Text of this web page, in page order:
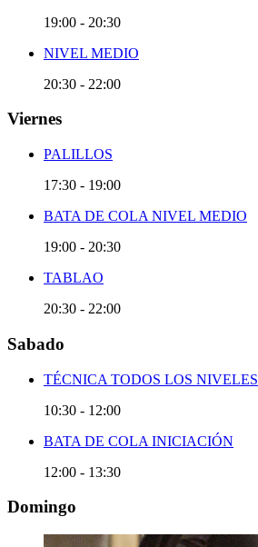
19:00 - 20:30
NIVEL MEDIO
20:30 - 22:00
Viernes
PALILLOS
17:30 - 19:00
BATA DE COLA NIVEL MEDIO
19:00 - 20:30
TABLAO
20:30 - 22:00
Sabado
TÉCNICA TODOS LOS NIVELES
10:30 - 12:00
BATA DE COLA INICIACIÓN
12:00 - 13:30
Domingo